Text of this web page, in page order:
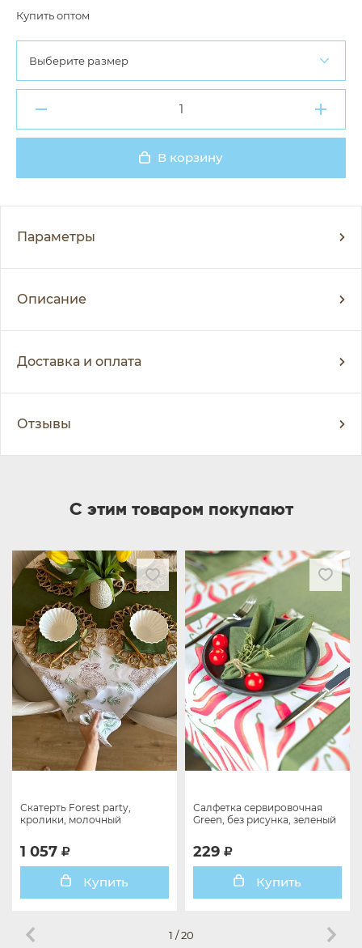
Купить оптом
Выберите размер
В корзину
Параметры
Описание
Доставка и оплата
Отзывы
С этим товаром покупают
Скатерть Forest party,
кролики, молочный
1 057
Купить
Салфетка сервировочная
Green, без рисунка, зеленый
229
Купить
1 /20